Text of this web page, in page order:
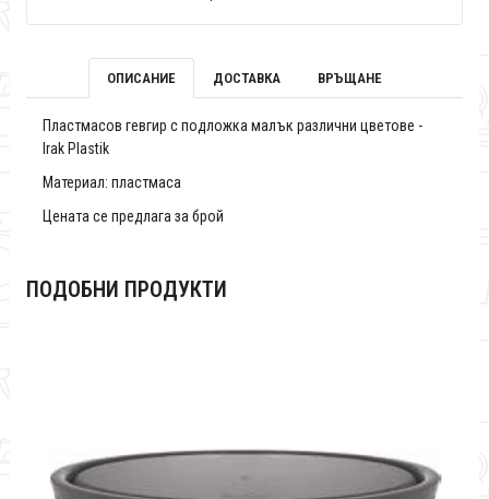
ОПИСАНИЕ ДОСТАВКА ВРЪЩАНЕ
Пластмасов гевгир с подложка малък различни цветове -
Irak Plastik
Материал: пластмаса
Цената се предлага за брой
ПОДОБНИ ПРОДУКТИ